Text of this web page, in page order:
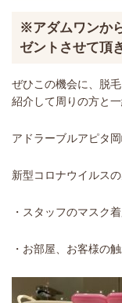
※アダムワンか
ゼントさせて頂
ぜひこの機会に、脱
紹介して周りの方と
アドラーブルアピタ岡
新型コロナウイルス
・スタッフのマスク
・お部屋、お客様の